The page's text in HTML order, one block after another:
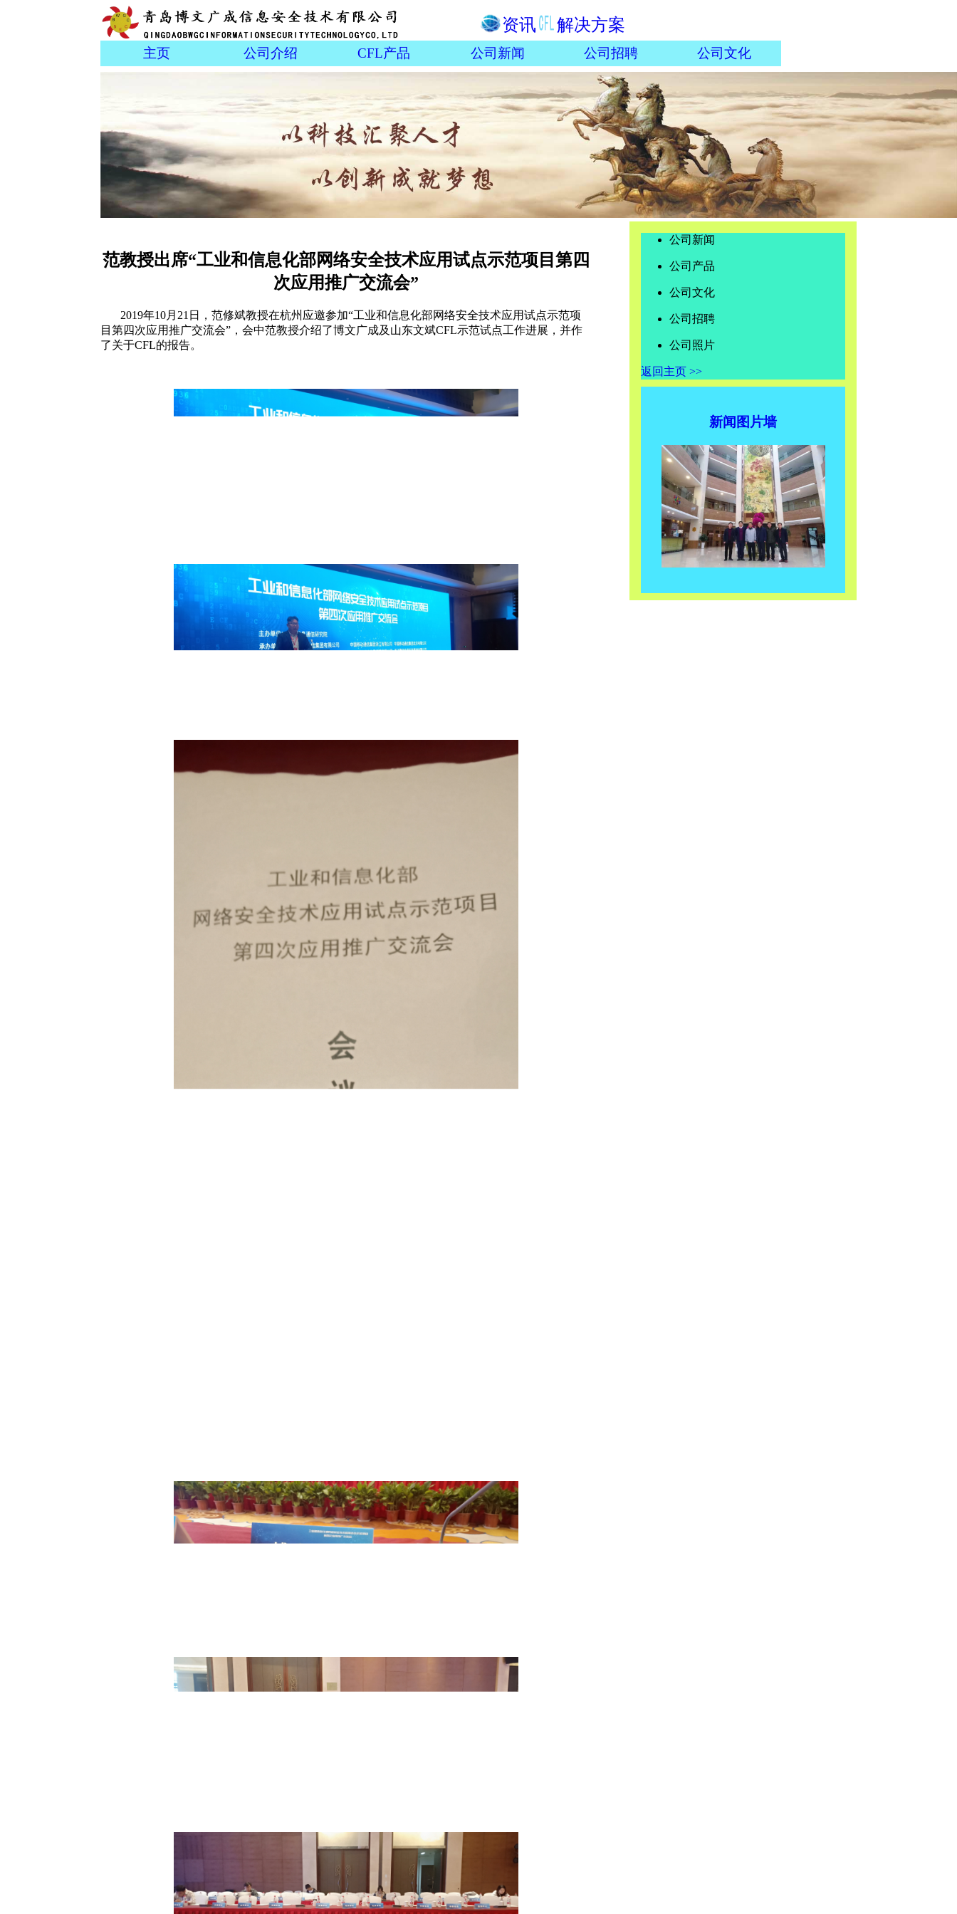
资讯 解决方案
主页 公司介绍 CFL产品 公司新闻 公司招聘 公司文化
范教授出席“工业和信息化部网络安全技术应用试点示范项目第四
次应用推广交流会”
2019年10月21日，范修斌教授在杭州应邀参加“工业和信息化部网络安全技术应用试点示范项
目第四次应用推广交流会”，会中范教授介绍了博文广成及山东文斌CFL示范试点工作进展，并作
了关于CFL的报告。
公司新闻
公司产品
公司文化
公司招聘
公司照片
返回主页 >>
新闻图片墙